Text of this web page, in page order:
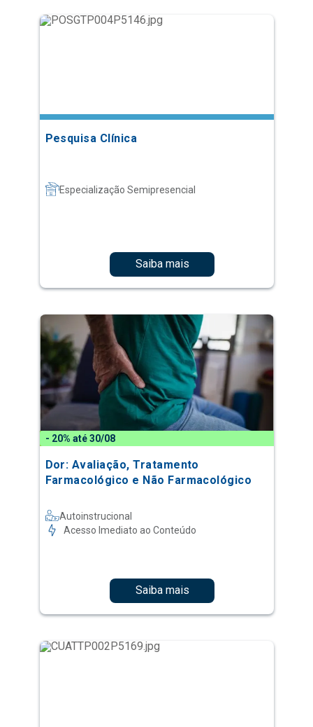
Pesquisa Clínica
Especialização Semipresencial
Saiba mais
- 20% até 30/08
Dor: Avaliação, Tratamento
Farmacológico e Não Farmacológico
Autoinstrucional
Acesso Imediato ao Conteúdo
Saiba mais